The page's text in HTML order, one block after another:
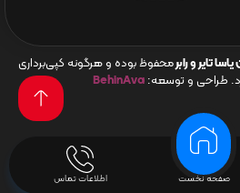
صفحه نخست اطلاعات تماس
تایر و رابرمحفوظ بوده و هرگونه کپی‌برداری
طراحی و توسعه: BehinAva